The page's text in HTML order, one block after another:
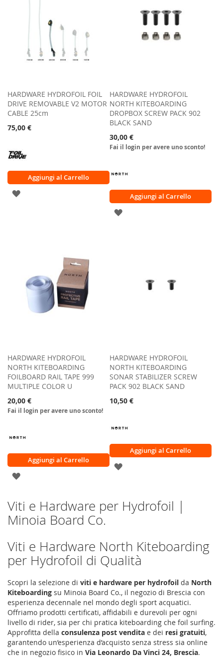
HARDWARE HYDROFOIL FOIL
DRIVE REMOVABLE V2 MOTOR
CABLE 25cm
75,00 €
Aggiungi al Carrello
AGGIUNGI
HARDWARE HYDROFOIL
NORTH KITEBOARDING
DROPBOX SCREW PACK 902
BLACK SAND
30,00 €
Fai il login per avere uno sconto!
Aggiungi al Carrello
AGGIUNGI
HARDWARE HYDROFOIL
NORTH KITEBOARDING
FOILBOARD RAIL TAPE 999
MULTIPLE COLOR U
20,00 €
Fai il login per avere uno sconto!
Aggiungi al Carrello
AGGIUNGI
LISTA
DESIDERI
HARDWARE HYDROFOIL
NORTH KITEBOARDING
SONAR STABILIZER SCREW
PACK 902 BLACK SAND
10,50 €
Aggiungi al Carrello
AGGIUNGI
LISTA
Viti e Hardware per Hydrofoil |
Minoia Board Co.
Viti e Hardware North Kiteboarding
per Hydrofoil di Qualità
Scopri la selezione di viti e hardware per hydrofoil da North
Kiteboarding su Minoia Board Co., il negozio di Brescia con
esperienza decennale nel mondo degli sport acquatici.
Offriamo prodotti certificati, affidabili e durevoli per ogni
livello di rider, sia per chi pratica kiteboarding che foil surfing.
Approfitta della consulenza post vendita e dei resi gratuiti,
garantendo un’esperienza d’acquisto senza stress sia online
che in negozio fisico in Via Leonardo Da Vinci 24, Brescia.